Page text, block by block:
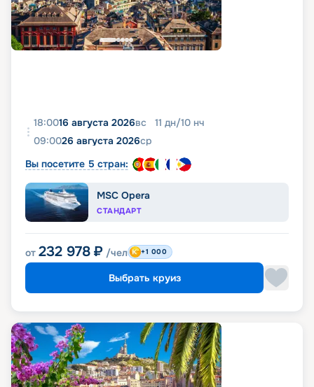
18:0016 августа 2026вс 11 дн/10 нч
09:0026 августа 2026ср
Вы посетите 5 стран:
MSC Opera
СТАНДАРТ
от 232 978 ₽ /чел +1 000
Выбрать круиз